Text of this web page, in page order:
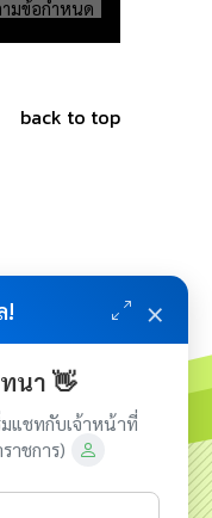
back to top
! ×
นา 👋
แชทกับเจ้าหน้าที่
าชการ)